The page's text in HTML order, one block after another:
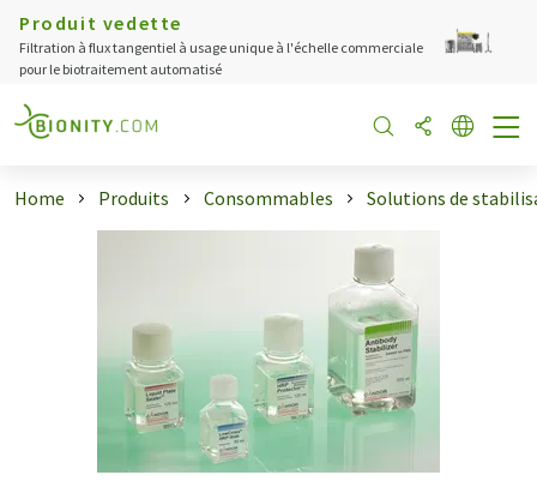
Produit vedette
Filtration à flux tangentiel à usage unique à l'échelle commerciale
pour le biotraitement automatisé
Home Produits Consommables Solutions de